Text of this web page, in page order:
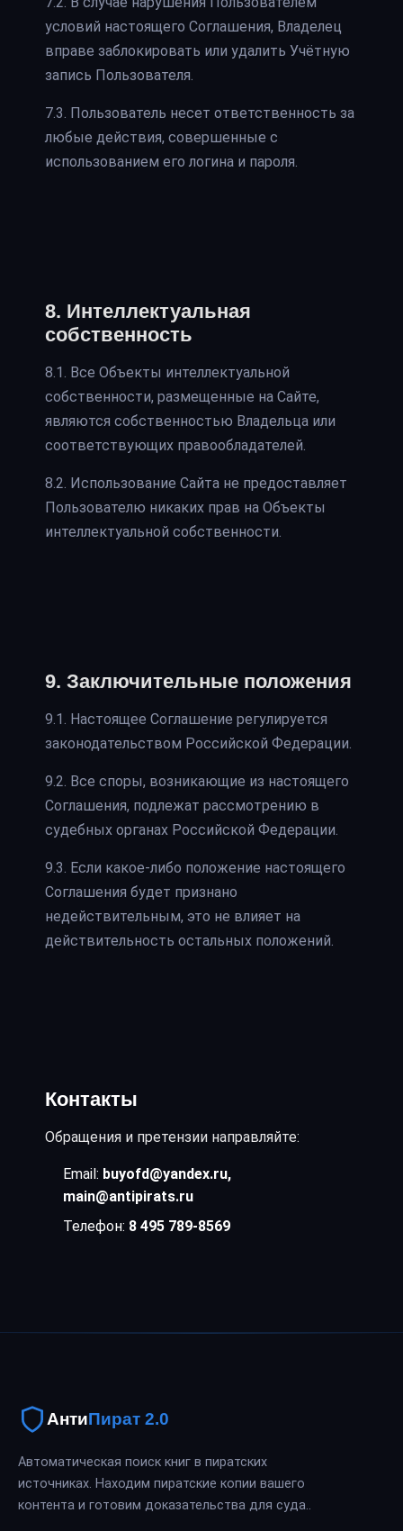
условий настоящего Соглашения, Владелец
вправе заблокировать или удалить Учётную
запись Пользователя.
7.3. Пользователь несет ответственность за
любые действия, совершенные с
использованием его логина и пароля.
8. Интеллектуальная
собственность
8.1. Все Объекты интеллектуальной
собственности, размещенные на Сайте,
являются собственностью Владельца или
соответствующих правообладателей.
8.2. Использование Сайта не предоставляет
Пользователю никаких прав на Объекты
интеллектуальной собственности.
9. Заключительные положения
9.1. Настоящее Соглашение регулируется
законодательством Российской Федерации.
9.2. Все споры, возникающие из настоящего
Соглашения, подлежат рассмотрению в
судебных органах Российской Федерации.
9.3. Если какое-либо положение настоящего
Соглашения будет признано
недействительным, это не влияет на
действительность остальных положений.
Контакты
Обращения и претензии направляйте:
Email: buyofd@yandex.ru,
main@antipirats.ru
Телефон: 8 495 789-8569
АнтиПират 2.0
Автоматическая поиск книг в пиратских
источниках. Находим пиратские копии вашего
контента и готовим доказательства для суда..